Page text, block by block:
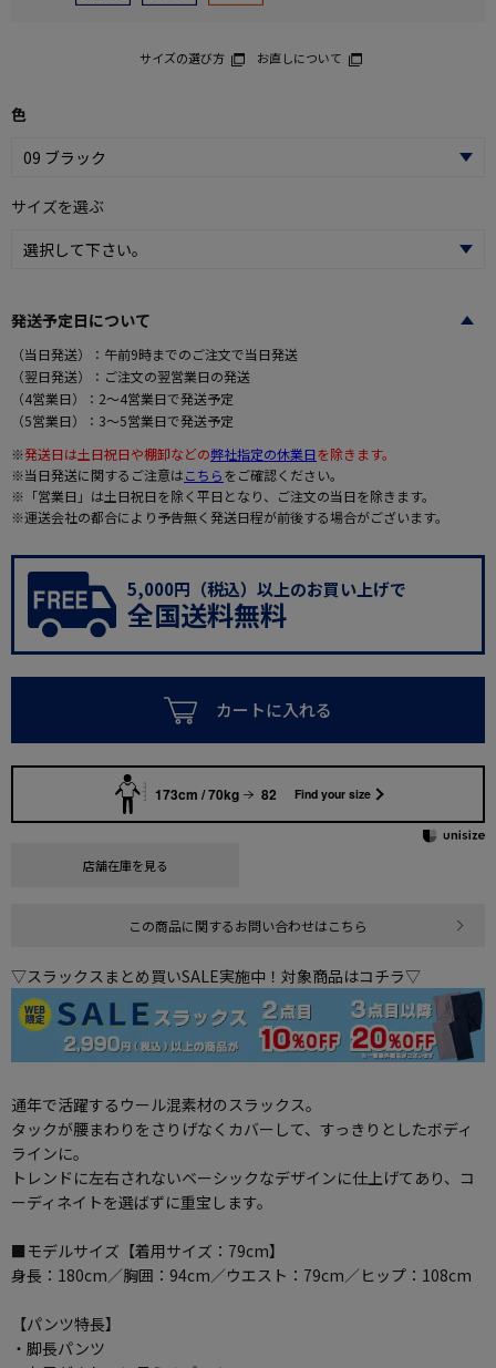
サイズの選び方 お直しについて
色
サイズを選ぶ
発送予定日について
（当日発送）：午前9時までのご注文で当日発送
（翌日発送）：ご注文の翌営業日の発送
（4営業日）：2～4営業日で発送予定
（5営業日）：3～5営業日で発送予定
※発送日は土日祝日や棚卸などの弊社指定の休業日を除きます。
※当日発送に関するご注意はこちらをご確認ください。
※「営業日」は土日祝日を除く平日となり、ご注文の当日を除きます。
※運送会社の都合により予告無く発送日程が前後する場合がございます。
5,000円（税込）以上のお買い上げで
全国送料無料
カートに入れる
173cm / 70kg 82 Find your size
店舗在庫を見る
この商品に関するお問い合わせはこちら
▽スラックスまとめ買いSALE実施中！対象商品はコチラ▽
通年で活躍するウール混素材のスラックス。
タックが腰まわりをさりげなくカバーして、すっきりとしたボディ
ラインに。
トレンドに左右されないベーシックなデザインに仕上げてあり、コ
ーディネイトを選ばずに重宝します。
■モデルサイズ【着用サイズ：79cm】
身長：180cm／胸囲：94cm／ウエスト：79cm／ヒップ：108cm
【パンツ特長】
・脚長パンツ